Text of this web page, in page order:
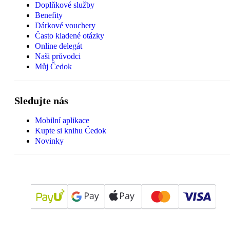
Doplňkové služby
Benefity
Dárkové vouchery
Často kladené otázky
Online delegát
Naši průvodci
Můj Čedok
Sledujte nás
Mobilní aplikace
Kupte si knihu Čedok
Novinky